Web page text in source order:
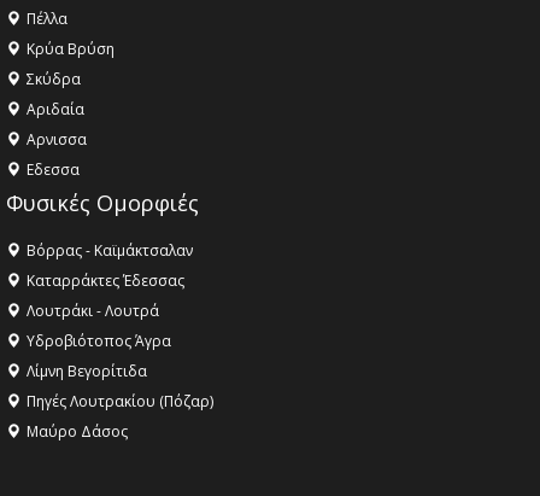
Πέλλα
Κρύα Βρύση
Σκύδρα
Αριδαία
Aρνισσα
Eδεσσα
Φυσικές Ομορφιές
Βόρρας - Καϊμάκτσαλαν
Καταρράκτες Έδεσσας
Λουτράκι - Λουτρά
Υδροβιότοπος Άγρα
Λίμνη Βεγορίτιδα
Πηγές Λουτρακίου (Πόζαρ)
Μαύρο Δάσος